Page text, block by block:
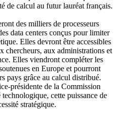
de calcul au futur lauréat français.
des milliers de processeurs
data centers conçus pour limiter
Elles devront être accessibles
chercheurs, aux administrations et
Elles viendront compléter les
en Europe et pourront
pays grâce au calcul distribué.
présidente de la Commission
cette puissance de
stratégique.